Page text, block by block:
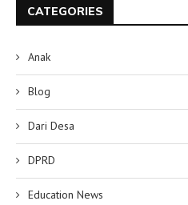
CATEGORIES
Anak
Blog
Dari Desa
DPRD
Education News